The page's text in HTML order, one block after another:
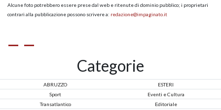
Alcune foto potrebbero essere prese dal web e ritenute di dominio pubblico; i proprietari
contrari alla pubblicazione possono scrivere a: redazione@impaginato.it
Categorie
ABRUZZO
ESTERI
Sport
Eventi e Cultura
Transatlantico
Editoriale